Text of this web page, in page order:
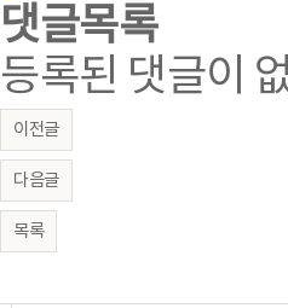
댓글목록
등록된 댓글이
이전글
다음글
목록